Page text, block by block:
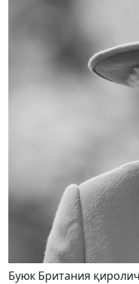
Буюк Британия